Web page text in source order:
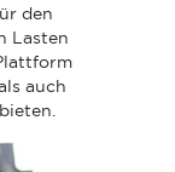
den
Lasten
auch